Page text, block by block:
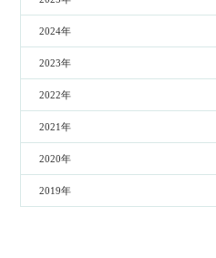
2024年
2023年
2022年
2021年
2020年
2019年